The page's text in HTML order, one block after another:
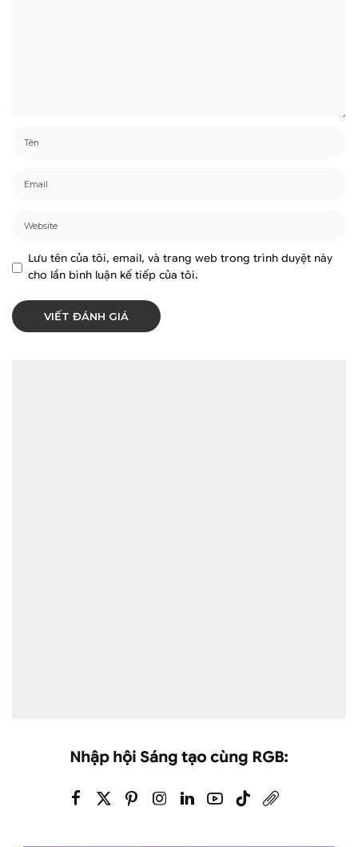
Lưu tên của tôi, email, và trang web trong trình duyệt này
cho lần bình luận kế tiếp của tôi.
Nhập hội Sáng tạo cùng RGB: